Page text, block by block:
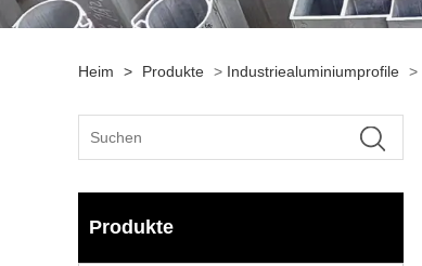
Heim > Produkte > Industriealuminiumprofile >
Produkte